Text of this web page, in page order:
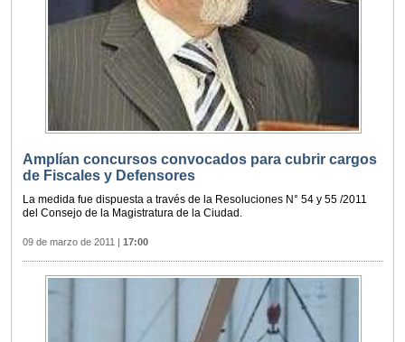
Amplían concursos convocados para cubrir cargos
de Fiscales y Defensores
La medida fue dispuesta a través de la Resoluciones N° 54 y 55 /2011
del Consejo de la Magistratura de la Ciudad.
09 de marzo de 2011 17:00